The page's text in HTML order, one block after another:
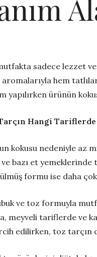
sadece lezzet
hem
yapılırken ürünün
Hangi Tariflerde
kokusu nedeniyle az
bazı et yemeklerinde
formu ise daha
ve toz formuyla
meyveli tariflerde ve
edilirken, toz tarçın